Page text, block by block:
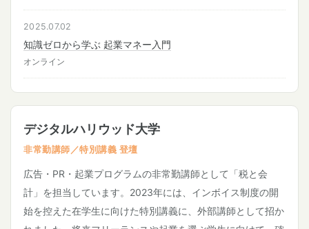
2025.07.02
知識ゼロから学ぶ 起業マネー入門
オンライン
デジタルハリウッド大学
非常勤講師／特別講義 登壇
広告・PR・起業プログラムの非常勤講師として「税と会
計」を担当しています。2023年には、インボイス制度の開
始を控えた在学生に向けた特別講義に、外部講師として招か